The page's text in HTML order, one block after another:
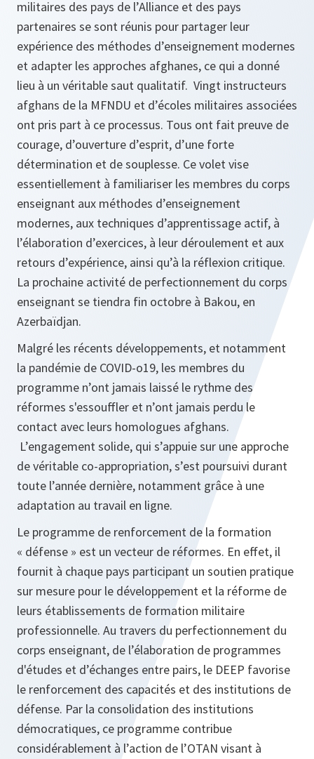
militaires des pays de l’Alliance et des pays
partenaires se sont réunis pour partager leur
expérience des méthodes d’enseignement modernes
et adapter les approches afghanes, ce qui a donné
lieu à un véritable saut qualitatif. Vingt instructeurs
afghans de la MFNDU et d’écoles militaires associées
ont pris part à ce processus. Tous ont fait preuve de
courage, d’ouverture d’esprit, d’une forte
détermination et de souplesse. Ce volet vise
essentiellement à familiariser les membres du corps
enseignant aux méthodes d’enseignement
modernes, aux techniques d’apprentissage actif, à
l’élaboration d’exercices, à leur déroulement et aux
retours d’expérience, ainsi qu’à la réflexion critique.
La prochaine activité de perfectionnement du corps
enseignant se tiendra fin octobre à Bakou, en
Azerbaïdjan.
Malgré les récents développements, et notamment
la pandémie de COVID‑o19, les membres du
programme n’ont jamais laissé le rythme des
réformes s'essouffler et n’ont jamais perdu le
contact avec leurs homologues afghans.
L’engagement solide, qui s’appuie sur une approche
de véritable co-appropriation, s’est poursuivi durant
toute l’année dernière, notamment grâce à une
adaptation au travail en ligne.
Le programme de renforcement de la formation
« défense » est un vecteur de réformes. En effet, il
fournit à chaque pays participant un soutien pratique
sur mesure pour le développement et la réforme de
leurs établissements de formation militaire
professionnelle. Au travers du perfectionnement du
corps enseignant, de l’élaboration de programmes
d'études et d’échanges entre pairs, le DEEP favorise
le renforcement des capacités et des institutions de
défense. Par la consolidation des institutions
démocratiques, ce programme contribue
considérablement à l’action de l’OTAN visant à